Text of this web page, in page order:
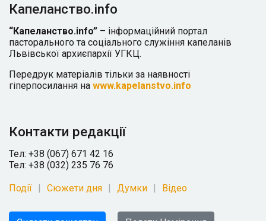
Капеланство.info
“Капеланство.info” – інформаційний портал
пасторального та соціального служіння капеланів
Львівської архиєпархії УГКЦ.
Передрук матеріалів тільки за наявності
гіперпосилання на www.kapelanstvo.info
Контакти редакції
Тел: +38 (067) 671 42 16
Тел: +38 (032) 235 76 76
Події Сюжети дня Думки Відео